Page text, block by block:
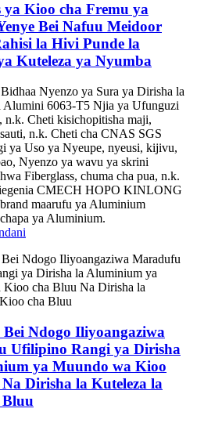
ya Kioo cha Fremu ya
Bei Nafuu Meidoor
la Hivi Punde la
Kuteleza ya Nyumba
Nyenzo ya Sura ya Dirisha la
Alumini 6063-T5 Njia ya Ufunguzi
n.k. Cheti kisichopitisha maji,
n.k. Cheti cha CNAS SGS
ya Uso ya Nyeupe, nyeusi, kijivu,
Nyenzo ya wavu ya skrini
Fiberglass, chuma cha pua, n.k.
CMECH HOPO KINLONG
maarufu ya Aluminium
ya Aluminium.
Ndogo Iliyoangaziwa
Ufilipino Rangi ya Dirisha
ya Muundo wa Kioo
Dirisha la Kuteleza la